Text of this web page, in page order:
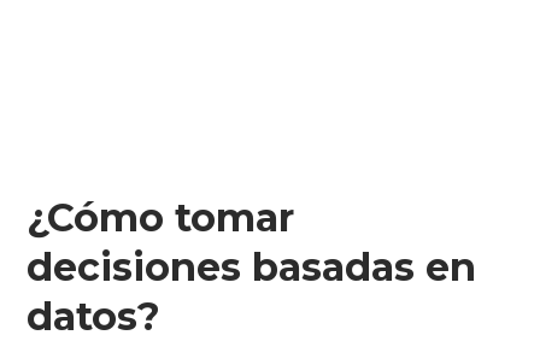
¿Cómo tomar
decisiones basadas en
datos?